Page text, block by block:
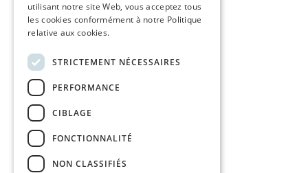
utilisant notre site Web, vous acceptez tous
les cookies conformément à notre Politique
relative aux cookies.
STRICTEMENT NÉCESSAIRES
PERFORMANCE
CIBLAGE
FONCTIONNALITÉ
NON CLASSIFIÉS